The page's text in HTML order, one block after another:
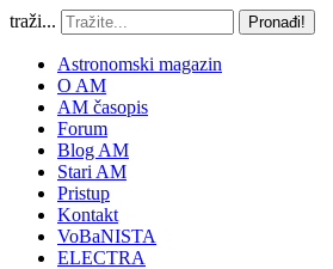
traži... Pronađi!
Astronomski magazin
O AM
AM časopis
Forum
Blog AM
Stari AM
Pristup
Kontakt
VoBaNISTA
ELECTRA